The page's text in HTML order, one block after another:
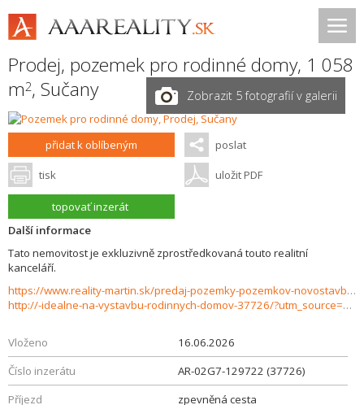
Prodej, pozemek pro rodinné domy, 1 058
m2, Sučany Zobrazit 5 fotografií v galerii
přidat k oblíbeným poslat
tisk uložit PDF
topovať inzerát
Další informace
Tato nemovitost je exkluzivně zprostředkovaná touto realitní
kanceláří.
https://www.reality-martin.sk/predaj-pozemky-pozemkov-novostavby/Stavebne-pozemky-na-predaj---Sucany-
http://-idealne-na-vystavbu-rodinnych-domov-37726/?utm_source=areality&utm_medium=xml&utm_term=37726&utm_content=chalupa&utm_campaign=portaly
Vloženo
16.06.2026
Číslo inzerátu
AR-02G7-129722 (37726)
Příjezd
zpevněná cesta